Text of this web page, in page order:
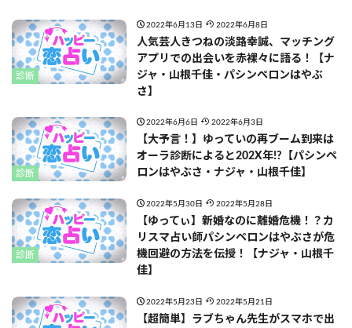
診断
2022年6月13日 2022年6月8日
人気芸人きつねの淡路幸誠、マッチング
アプリでの出会いを赤裸々に語る！【ナ
ジャ・山根千佳・パシンペロンはやぶ
さ】
診断
2022年6月6日 2022年6月3日
【大予言！】ゆっていの再ブーム到来は
オーラ診断によると202X年!?【パシンペ
ロンはやぶさ・ナジャ・山根千佳】
診断
2022年5月30日 2022年5月28日
【ゆってぃ】新婚なのに離婚危機！？カ
リスマ占い師パシンペロンはやぶさが危
機回避の方法を伝授！【ナジャ・山根千
佳】
2022年5月23日 2022年5月21日
【超簡単】ラブちゃん先生がスマホで出